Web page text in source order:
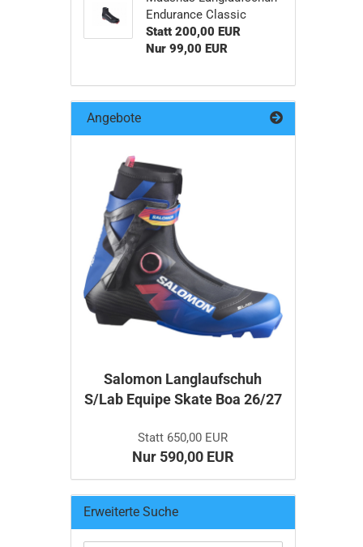
Endurance Classic
Statt 200,00 EUR
Nur 99,00 EUR
Angebote
Salomon Langlaufschuh
S/Lab Equipe Skate Boa 26/27
Statt 650,00 EUR
Nur 590,00 EUR
Erweiterte Suche